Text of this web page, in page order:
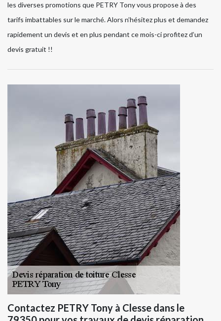
les diverses promotions que PETRY Tony vous propose à des
tarifs imbattables sur le marché. Alors n’hésitez plus et demandez
rapidement un devis et en plus pendant ce mois-ci profitez d’un
devis gratuit !!
Contactez PETRY Tony à Clesse dans le